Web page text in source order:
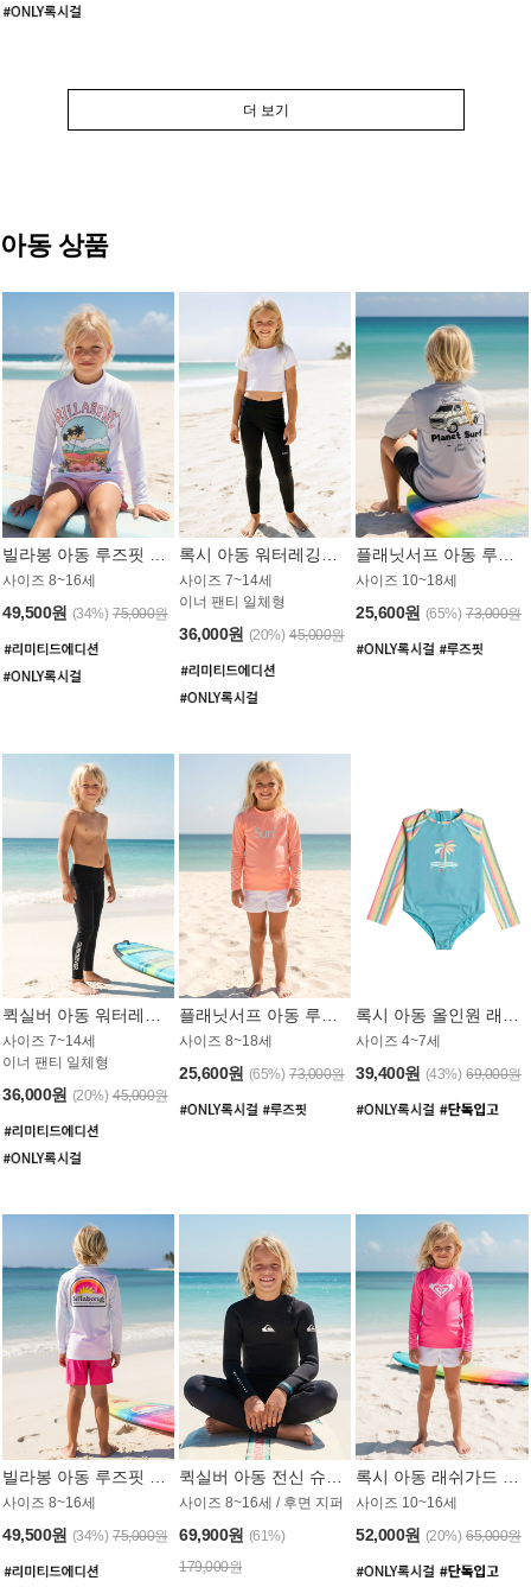
더 보기
아동 상품
사이즈 8~16세
49,500원 (34%) 75,000원
사이즈 7~14세
이너 팬티 일체형
36,000원 (20%) 45,000원
사이즈 10~18세
25,600원 (65%) 73,000원
사이즈 7~14세
이너 팬티 일체형
36,000원 (20%) 45,000원
사이즈 8~18세
25,600원 (65%) 73,000원
사이즈 4~7세
39,400원 (43%) 69,000원
사이즈 8~16세
49,500원 (34%) 75,000원
사이즈 8~16세 / 후면 지퍼
69,900원 (61%)
179,000원
사이즈 10~16세
52,000원 (20%) 65,000원